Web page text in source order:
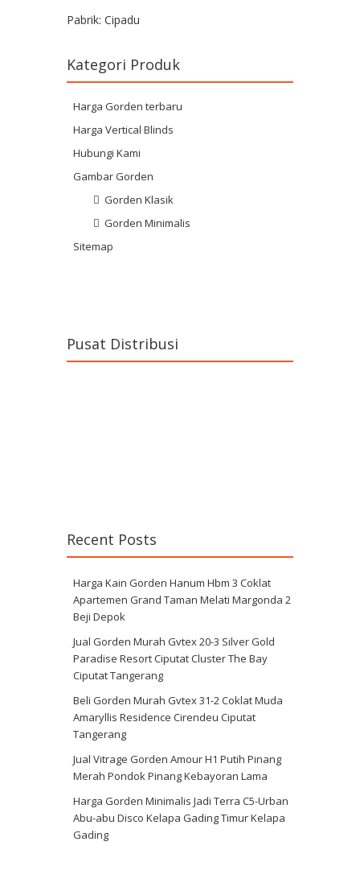
Pabrik: Cipadu
Kategori Produk
Harga Gorden terbaru
Harga Vertical Blinds
Hubungi Kami
Gambar Gorden
Gorden Klasik
Gorden Minimalis
Sitemap
Pusat Distribusi
Recent Posts
Harga Kain Gorden Hanum Hbm 3 Coklat
Apartemen Grand Taman Melati Margonda 2
Beji Depok
Jual Gorden Murah Gvtex 20-3 Silver Gold
Paradise Resort Ciputat Cluster The Bay
Ciputat Tangerang
Beli Gorden Murah Gvtex 31-2 Coklat Muda
Amaryllis Residence Cirendeu Ciputat
Tangerang
Jual Vitrage Gorden Amour H1 Putih Pinang
Merah Pondok Pinang Kebayoran Lama
Harga Gorden Minimalis Jadi Terra C5-Urban
Abu-abu Disco Kelapa Gading Timur Kelapa
Gading